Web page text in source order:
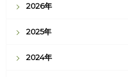
2026年
2025年
2024年